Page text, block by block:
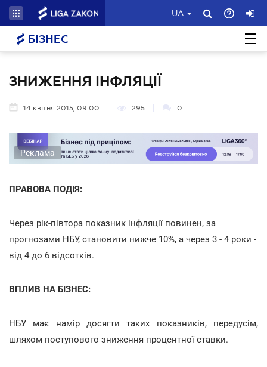
UA
БІЗНЕС
ЗНИЖЕННЯ ІНФЛЯЦІЇ
14 квітня 2015, 09:00 295 0
Реклама
ПРАВОВА ПОДІЯ:
Через рік-півтора показник інфляції повинен, за
прогнозами НБУ, становити нижче 10%, а через 3 - 4 роки -
від 4 до 6 відсотків.
ВПЛИВ НА БІЗНЕС:
НБУ має намір досягти таких показників, передусім,
шляхом поступового зниження процентної ставки.